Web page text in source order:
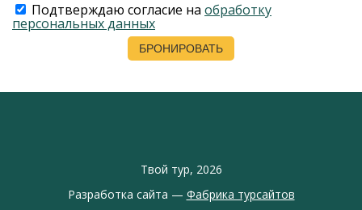
Подтверждаю согласие на обработку
персональных данных
Твой тур, 2026
Разработка сайта — Фабрика турсайтов